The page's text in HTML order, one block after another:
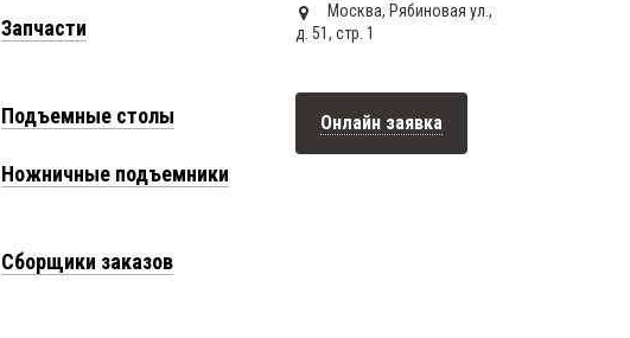
Запчасти
Подъемные столы
Ножничные подъемники
Сборщики заказов
Москва, Рябиновая ул.,
д. 51, стр. 1
Онлайн заявка